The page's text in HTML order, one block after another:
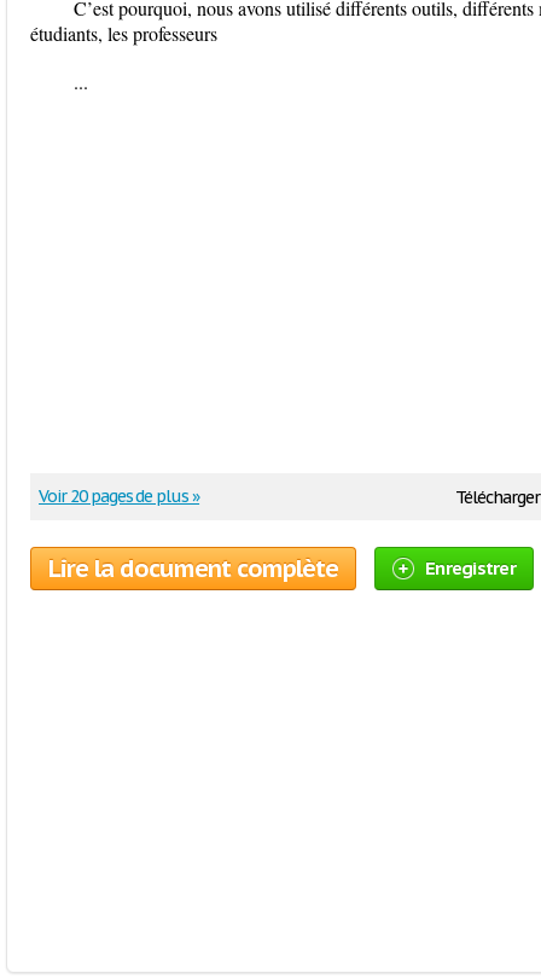
C’est pourquoi, nous avons utilisé différents outils,
étudiants, les professeurs
...
Voir 20 pages de plus »
Lire la document complète Enregistrer